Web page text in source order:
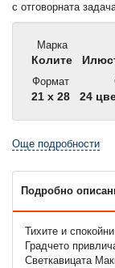
с отговорната
Марка
Колите
Формат
21 x 28
24
Още подробности
Подробно
Тихите и
Градчето
Светкавицата